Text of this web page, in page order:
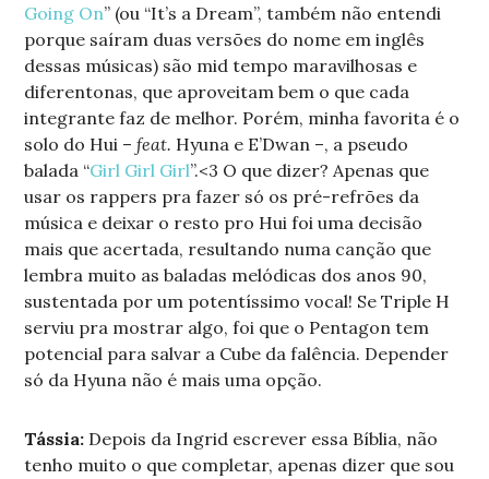
Going On” (ou “It’s a Dream”, também não entendi
porque saíram duas versões do nome em inglês
dessas músicas) são mid tempo maravilhosas e
diferentonas, que aproveitam bem o que cada
integrante faz de melhor. Porém, minha favorita é o
solo do Hui –feat. Hyuna e E’Dwan –, a pseudo
balada “Girl Girl Girl”.<3 O que dizer? Apenas que
usar os rappers pra fazer só os pré-refrões da
música e deixar o resto pro Hui foi uma decisão
mais que acertada, resultando numa canção que
lembra muito as baladas melódicas dos anos 90,
sustentada por um potentíssimo vocal! Se Triple H
serviu pra mostrar algo, foi que o Pentagon tem
potencial para salvar a Cube da falência. Depender
só da Hyuna não é mais uma opção.
Tássia: Depois da Ingrid escrever essa Bíblia, não
tenho muito o que completar, apenas dizer que sou